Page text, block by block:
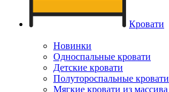
Кровати
Новинки
Односпальные кровати
Детские кровати
Полутороспальные кровати
Мягкие кровати из массива